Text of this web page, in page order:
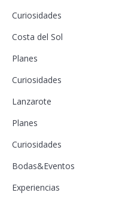
Curiosidades
Costa del Sol
Planes
Curiosidades
Lanzarote
Planes
Curiosidades
Bodas&Eventos
Experiencias